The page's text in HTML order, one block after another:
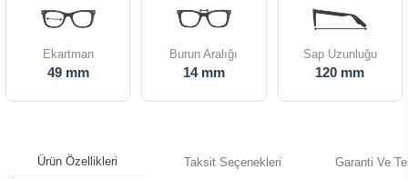
Ekartman
49 mm
Burun Aralığı
14 mm
Sap Uzunluğu
120 mm
Ürün Özellikleri Taksit Seçenekleri Garanti Ve